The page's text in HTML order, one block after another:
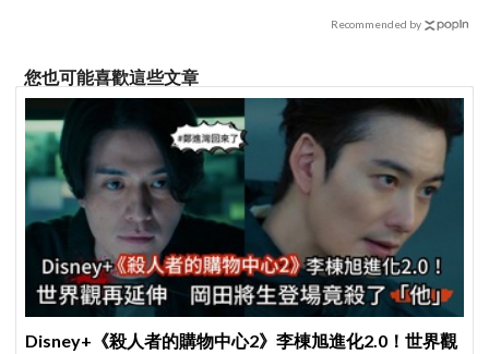
Recommended by
您也可能喜歡這些文章
Disney+《殺人者的購物中心2》李棟旭進化2.0！世界觀